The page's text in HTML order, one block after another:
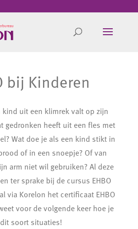
bij Kinderen
kind uit een klimrek valt op zijn
gedronken heeft uit een fles met
Wat doe je als een kind stikt in
of in een snoepje? Of van
arm niet wil gebruiken? Al deze
ter sprake bij de cursus EHBO
via Korelon het certificaat EHBO
voor de volgende keer hoe je
soort situaties!